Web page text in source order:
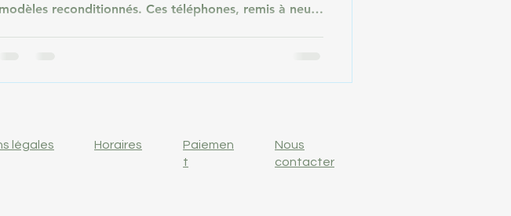
modèles reconditionnés. Ces téléphones, remis à neuf
s’est largement développé, proposant
à acheter
légales Horaires
Paiemen
t
Nous
contacter